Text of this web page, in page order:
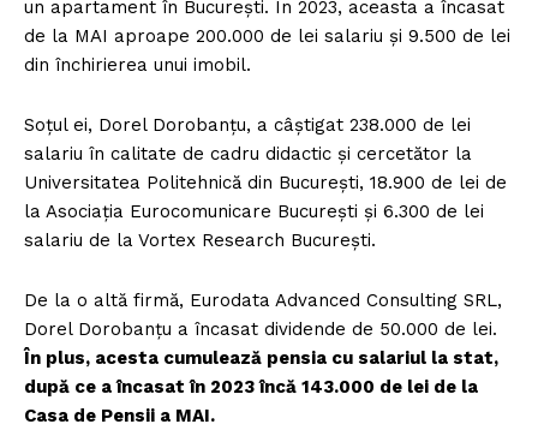
un apartament în București. În 2023, aceasta a încasat
de la MAI aproape 200.000 de lei salariu și 9.500 de lei
din închirierea unui imobil.
Soțul ei, Dorel Dorobanțu, a câștigat 238.000 de lei
salariu în calitate de cadru didactic și cercetător la
Universitatea Politehnică din București, 18.900 de lei de
la Asociația Eurocomunicare București și 6.300 de lei
salariu de la Vortex Research București.
De la o altă firmă, Eurodata Advanced Consulting SRL,
Dorel Dorobanțu a încasat dividende de 50.000 de lei.
În plus, acesta cumulează pensia cu salariul la stat,
după ce a încasat în 2023 încă 143.000 de lei de la
Casa de Pensii a MAI.